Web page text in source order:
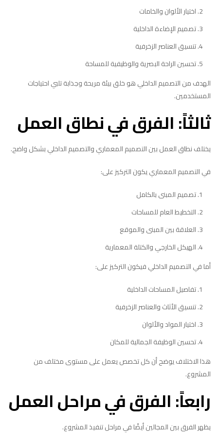
اختيار الألوان والخامات
تصميم الإضاءة الداخلية
تنسيق العناصر الزخرفية
تحسين الراحة البصرية والوظيفية للمساحة
الهدف من التصميم الداخلي هو خلق بيئة مريحة وجذابة تلبي احتياجات
المستخدمين.
ثالثاً: الفرق في نطاق العمل
يختلف نطاق العمل بين التصميم المعماري والتصميم الداخلي بشكل واضح.
في التصميم المعماري يكون التركيز على:
تصميم المبنى بالكامل
التخطيط العام للمساحات
العلاقة بين المبنى والموقع
الهيكل الخارجي والكتلة المعمارية
أما في التصميم الداخلي فيكون التركيز على:
تفاصيل المساحات الداخلية
تنسيق الأثاث والعناصر الزخرفية
اختيار المواد والألوان
تحسين الوظيفة الجمالية للمكان
هذا الاختلاف يوضح أن كل تخصص يعمل على مستوى مختلف من
المشروع.
رابعاً: الفرق في مراحل العمل
يظهر الفرق بين المجالين أيضًا في مراحل تنفيذ المشروع.